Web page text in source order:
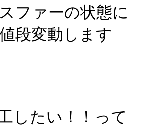
ファーの状態に
段変動します
したい！！って